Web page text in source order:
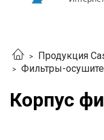
Продукция
Фильтры-
Корпус